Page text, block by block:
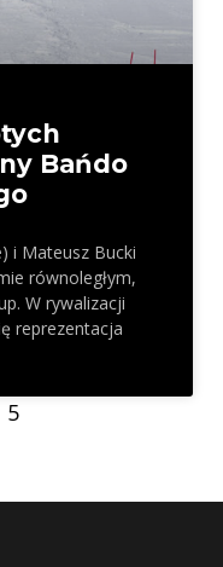
Bańdo
i Mateusz Bucki
równoległym,
W rywalizacji
reprezentacja
5